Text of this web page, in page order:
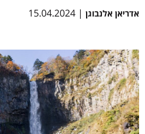
אדריאן אלנבוגן | 15.04.2024